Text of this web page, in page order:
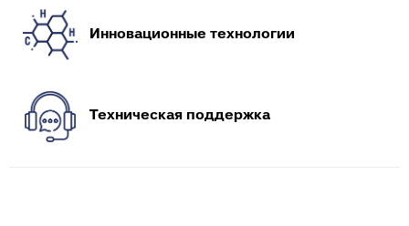
Инновационные технологии
Техническая поддержка